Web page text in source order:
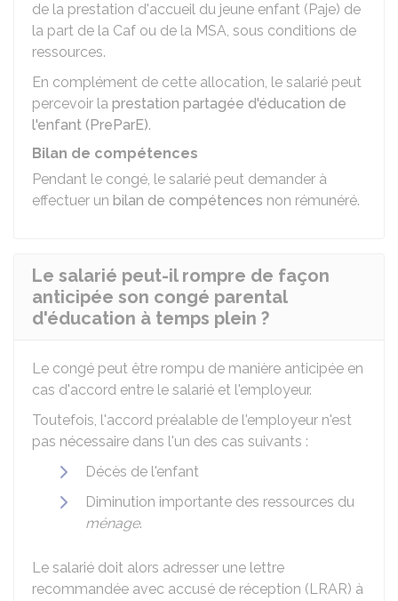
de la prestation d'accueil du jeune enfant (Paje) de
la part de la Caf ou de la MSA, sous conditions de
ressources.
En complément de cette allocation, le salarié peut
percevoir la prestation partagée d'éducation de
l'enfant (PreParE).
Bilan de compétences
Pendant le congé, le salarié peut demander à
effectuer un bilan de compétences non rémunéré.
Le salarié peut-il rompre de façon
anticipée son congé parental
d'éducation à temps plein ?
Le congé peut être rompu de manière anticipée en
cas d'accord entre le salarié et l'employeur.
Toutefois, l'accord préalable de l'employeur n'est
pas nécessaire dans l'un des cas suivants :
Décès de l'enfant
Diminution importante des ressources du
ménage.
Le salarié doit alors adresser une lettre
recommandée avec accusé de réception (LRAR) à